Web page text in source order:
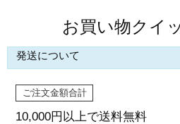
お買い物クイ
発送について
ご注文金額合計
10,000円以上で送料無料